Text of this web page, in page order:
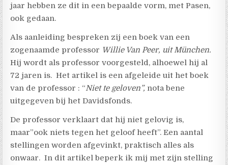
jaar hebben ze dit in een bepaalde vorm, met Pasen,
ook gedaan.
Als aanleiding bespreken zij een boek van een
zogenaamde professor Willie Van Peer, uit München.
Hij wordt als professor voorgesteld, alhoewel hij al
72 jaren is. Het artikel is een afgeleide uit het boek
van de professor : “Niet te geloven”, nota bene
uitgegeven bij het Davidsfonds.
De professor verklaart dat hij niet gelovig is,
maar”ook niets tegen het geloof heeft”. Een aantal
stellingen worden afgevinkt, praktisch alles als
onwaar. In dit artikel beperk ik mij met zijn stelling